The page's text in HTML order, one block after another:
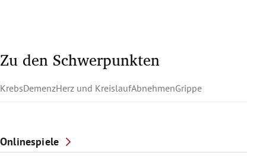
Zu den Schwerpunkten
KrebsDemenzHerz und KreislaufAbnehmenGrippe
Onlinespiele